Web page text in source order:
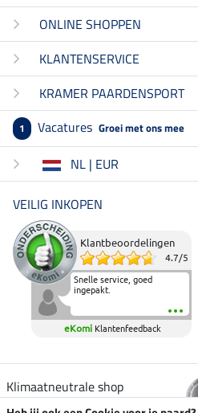
ONLINE SHOPPEN
KLANTENSERVICE
KRAMER PAARDENSPORT
1 Vacatures Groei met ons mee
NL | EUR
VEILIG INKOPEN
Klantbeoordelingen
4.7/5
Snelle service, goed
ingepakt.
eKomi Klantenfeedback
Klimaatneutrale shop